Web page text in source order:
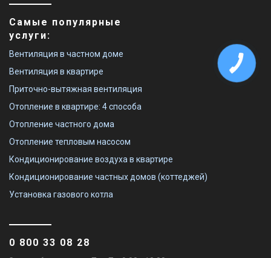
Самые популярные
услуги:
Вентиляция в частном доме
Вентиляция в квартире
Приточно-вытяжная вентиляция
Отопление в квартире: 4 способа
Отопление частного дома
Отопление тепловым насосом
Кондиционирование воздуха в квартире
Кондиционирование частных домов (коттеджей)
Установка газового котла
0 800 33 08 28